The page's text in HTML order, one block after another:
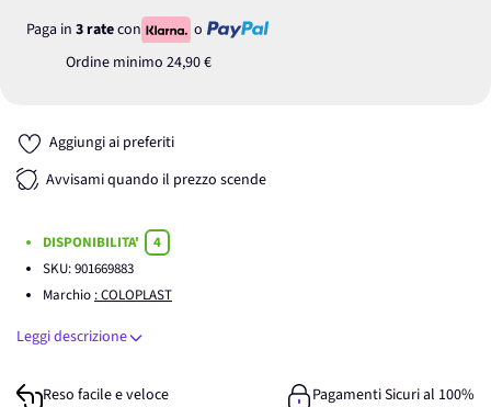
Paga in 3 ratecon
o
Ordine minimo 24,90 €
Aggiungi ai preferiti
Avvisami quando il prezzo scende
DISPONIBILITA'
4
SKU:901669883
Marchio : COLOPLAST
Leggi descrizione
Reso facile e veloce
Pagamenti Sicuri al 100%